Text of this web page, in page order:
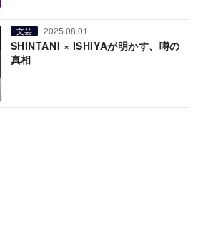
文芸 2025.08.01
SHINTANI × ISHIYAが明かす、噂の
真相